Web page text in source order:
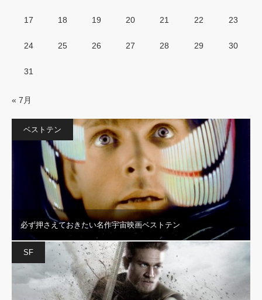
17 18 19 20 21 22 23
24 25 26 27 28 29 30
31
« 7月
ベストテン
必ず押さえておきたい名作宇宙映画ベストテン
SF